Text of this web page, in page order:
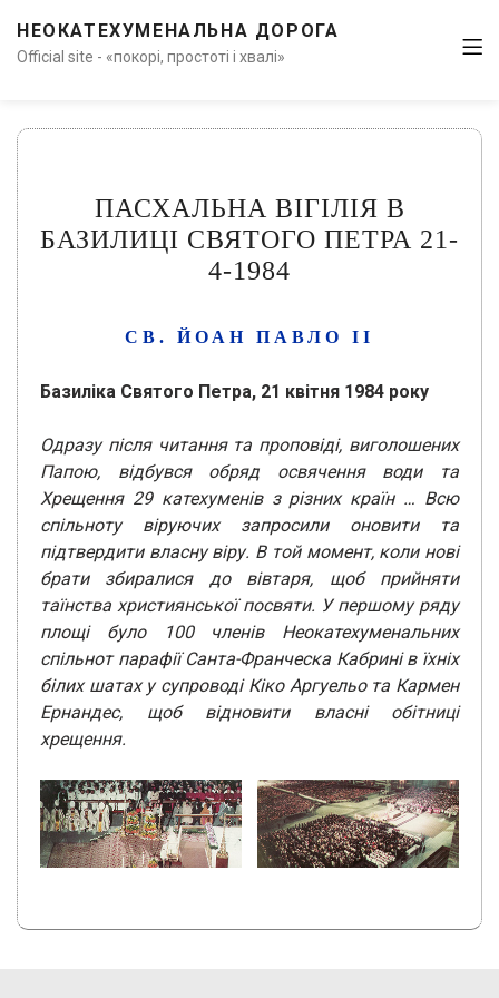
НЕОКАТЕХУМЕНАЛЬНА ДОРОГА
Official site - «покорі, простоті і хвалі»
ПАСХАЛЬНА ВІГІЛІЯ В
БАЗИЛИЦІ СВЯТОГО ПЕТРА 21-
4-1984
СВ. ЙОАН ПАВЛО ІІ
Базиліка Святого Петра, 21 квітня 1984 року
Одразу після читання та проповіді, виголошених
Папою, відбувся обряд освячення води та
Хрещення 29 катехуменів з різних країн … Всю
спільноту віруючих запросили оновити та
підтвердити власну віру. В той момент, коли нові
брати збиралися до вівтаря, щоб прийняти
таїнства християнської посвяти. У першому ряду
площі було 100 членів Неокатехуменальних
спільнот парафії Санта-Франческа Кабрині в їхніх
білих шатах у супроводі Кіко Аргуельо та Кармен
Ернандес, щоб відновити власні обітниці
хрещення.